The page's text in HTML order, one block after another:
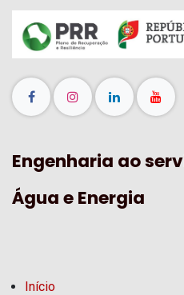
Engenharia ao
Água e Energia
Início